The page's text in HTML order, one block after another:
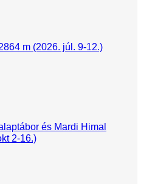
m (2026. júl. 9-12.)
és Mardi Himal
2-16.)